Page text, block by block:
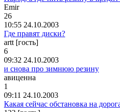
Emir
26
10:55 24.10.2003
Где правят диски?
artt [гость]
6
09:32 24.10.2003
и снова про зимнюю резину
авиценна
1
09:11 24.10.2003
Какая сейчас обстановка на